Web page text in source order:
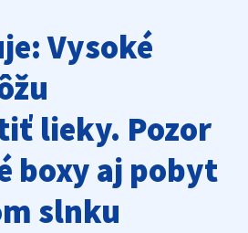
Vysoké
lieky. Pozor
boxy aj pobyt
slnku